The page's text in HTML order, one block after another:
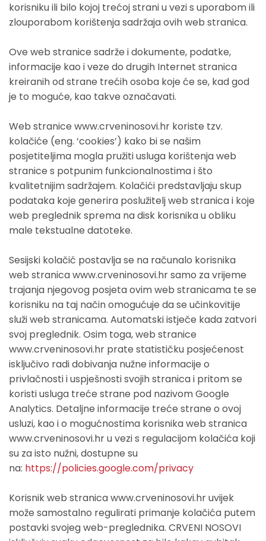
korisniku ili bilo kojoj trećoj strani u vezi s uporabom ili
zlouporabom korištenja sadržaja ovih web stranica.
Ove web stranice sadrže i dokumente, podatke,
informacije kao i veze do drugih Internet stranica
kreiranih od strane trećih osoba koje će se, kad god
je to moguće, kao takve označavati.
Web stranice www.crveninosovi.hr koriste tzv.
kolačiće (eng. ‘cookies’) kako bi se našim
posjetiteljima mogla pružiti usluga korištenja web
stranice s potpunim funkcionalnostima i što
kvalitetnijim sadržajem. Kolačići predstavljaju skup
podataka koje generira poslužitelj web stranica i koje
web preglednik sprema na disk korisnika u obliku
male tekstualne datoteke.
Sesijski kolačić postavlja se na računalo korisnika
web stranica www.crveninosovi.hr samo za vrijeme
trajanja njegovog posjeta ovim web stranicama te se
korisniku na taj način omogućuje da se učinkovitije
služi web stranicama. Automatski istječe kada zatvori
svoj preglednik. Osim toga, web stranice
www.crveninosovi.hr prate statističku posjećenost
isključivo radi dobivanja nužne informacije o
privlačnosti i uspješnosti svojih stranica i pritom se
koristi usluga treće strane pod nazivom Google
Analytics. Detaljne informacije treće strane o ovoj
usluzi, kao i o mogućnostima korisnika web stranica
www.crveninosovi.hr u vezi s regulacijom kolačića koji
su za isto nužni, dostupne su
na: https://policies.google.com/privacy
Korisnik web stranica www.crveninosovi.hr uvijek
može samostalno regulirati primanje kolačića putem
postavki svojeg web-preglednika. CRVENI NOSOVI